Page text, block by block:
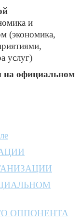
и
(экономика,
услуг)
на официальном
ОППОНЕНТА